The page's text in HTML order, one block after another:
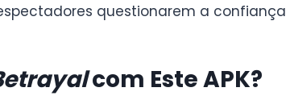
questionarem a confiança
com Este APK?